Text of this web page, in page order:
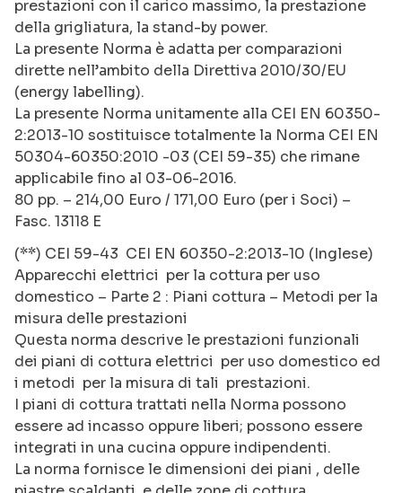
prestazioni con il carico massimo, la prestazione
della grigliatura, la stand-by power.
La presente Norma è adatta per comparazioni
dirette nell’ambito della Direttiva 2010/30/EU
(energy labelling).
La presente Norma unitamente alla CEI EN 60350-
2:2013-10 sostituisce totalmente la Norma CEI EN
50304-60350:2010 -03 (CEI 59-35) che rimane
applicabile fino al 03-06-2016.
80 pp. – 214,00 Euro / 171,00 Euro (per i Soci) –
Fasc. 13118 E
(**) CEI 59-43 CEI EN 60350-2:2013-10 (Inglese)
Apparecchi elettrici per la cottura per uso
domestico – Parte 2 : Piani cottura – Metodi per la
misura delle prestazioni
Questa norma descrive le prestazioni funzionali
dei piani di cottura elettrici per uso domestico ed
i metodi per la misura di tali prestazioni.
I piani di cottura trattati nella Norma possono
essere ad incasso oppure liberi; possono essere
integrati in una cucina oppure indipendenti.
La norma fornisce le dimensioni dei piani , delle